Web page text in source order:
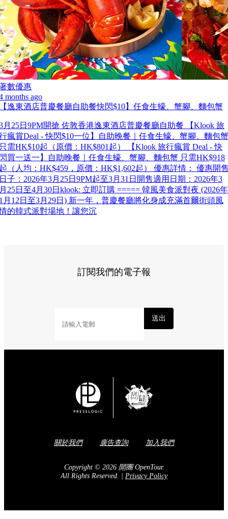
數優惠
months ago
逸東酒店普慶餐廳自助餐快閃$10】任食生蠔、蟹腳、麵包蟹
月25日9PM開搶 佐敦香港逸東酒店普慶餐廳自助餐 【Klook 旅
瘋賞Deal - 快閃$10一位】自助晚餐｜任食生蠔、蟹腳、麵包蟹
需HK$10起（原價：HK$801起） 【Klook 旅行瘋賞 Deal - 快
買一送一】自助晚餐｜任食生蠔、蟹腳、麵包蟹 只需HK$918
（人均：HK$459，原價：HK$1,602起） 優惠詳情： 優惠開
子：2026年3月25日9PM起至3月31日開售適用日期：2026年3
25日至4月30日klook: 立即訂購 ===== 韓風美食派對夜 (2026年
月12日至3月29日) 新一年，普慶餐廳將化身成充滿首爾街頭風
的韓式派對場地！讓您沉
訂閱我們的電子報
送出
關於我們 廣告查詢 加入我們
Copyright © 2026 開團 OpenTour.
All Rights Reserved.
Privacy Policy